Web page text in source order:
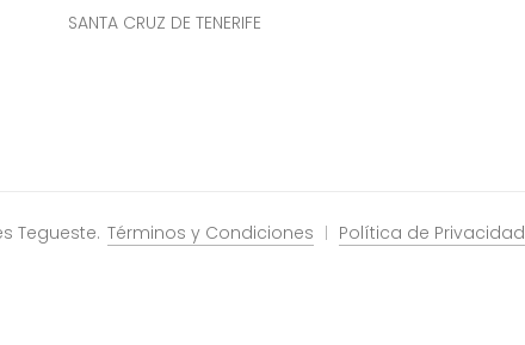
SANTA CRUZ DE TENERIFE
Tegueste. Términos y Condiciones Política de Privacidad